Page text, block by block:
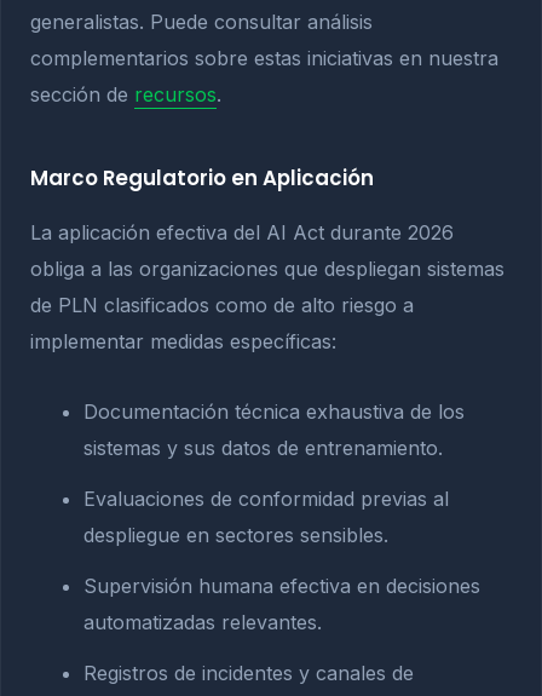
generalistas. Puede consultar análisis
complementarios sobre estas iniciativas en nuestra
sección de recursos.
Marco Regulatorio en Aplicación
La aplicación efectiva del AI Act durante 2026
obliga a las organizaciones que despliegan sistemas
de PLN clasificados como de alto riesgo a
implementar medidas específicas:
Documentación técnica exhaustiva de los
sistemas y sus datos de entrenamiento.
Evaluaciones de conformidad previas al
despliegue en sectores sensibles.
Supervisión humana efectiva en decisiones
automatizadas relevantes.
Registros de incidentes y canales de